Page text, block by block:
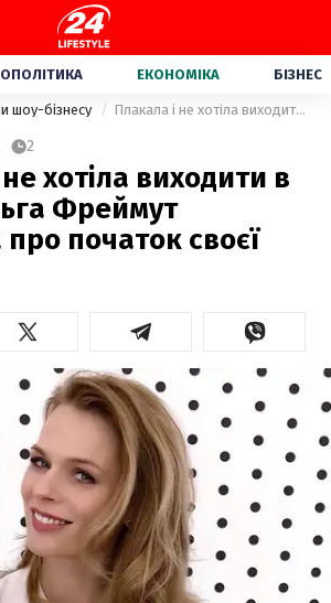
ЕКОНОМІКА БІЗНЕС
шоу-бізнесу Плакала і не хотіла виходити в ефір, – Ольга Фреймут розповіла про початок своєї кар'єри
2
хотіла виходити в
Фреймут
про початок своєї